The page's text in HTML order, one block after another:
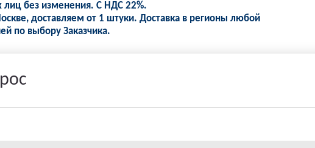
лиц без изменения. С НДС 22%.
доставляем от 1 штуки. Доставка в регионы любой
по выбору Заказчика.